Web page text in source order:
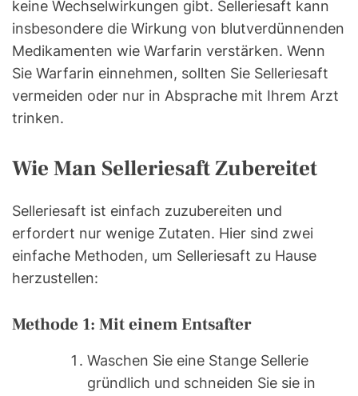
keine Wechselwirkungen gibt. Selleriesaft kann
insbesondere die Wirkung von blutverdünnenden
Medikamenten wie Warfarin verstärken. Wenn
Sie Warfarin einnehmen, sollten Sie Selleriesaft
vermeiden oder nur in Absprache mit Ihrem Arzt
trinken.
Wie Man Selleriesaft Zubereitet
Selleriesaft ist einfach zuzubereiten und
erfordert nur wenige Zutaten. Hier sind zwei
einfache Methoden, um Selleriesaft zu Hause
herzustellen:
Methode 1: Mit einem Entsafter
Waschen Sie eine Stange Sellerie
gründlich und schneiden Sie sie in